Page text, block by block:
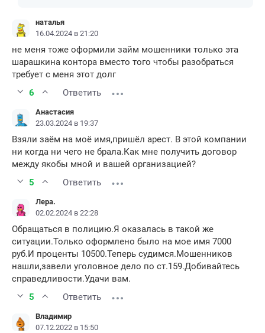
наталья
16.04.2024 в 21:20
не меня тоже оформили займ мошенники только эта
шарашкина контора вместо того чтобы разобраться
требует с меня этот долг
6
Ответить
Анастасия
23.03.2024 в 19:37
Взяли заём на моё имя,пришёл арест. В этой компании
ни когда ни чего не брала.Как мне получить договор
между якобы мной и вашей организацией?
5
Ответить
Лера.
02.02.2024 в 22:28
Обращаться в полицию.Я оказалась в такой же
ситуации.Только оформлено было на мое имя 7000
руб.И проценты 10500.Теперь судимся.Мошенников
нашли,завели уголовное дело по ст.159.Добивайтесь
справедливости.Удачи вам.
5
Ответить
Владимир
07.12.2022 в 15:50